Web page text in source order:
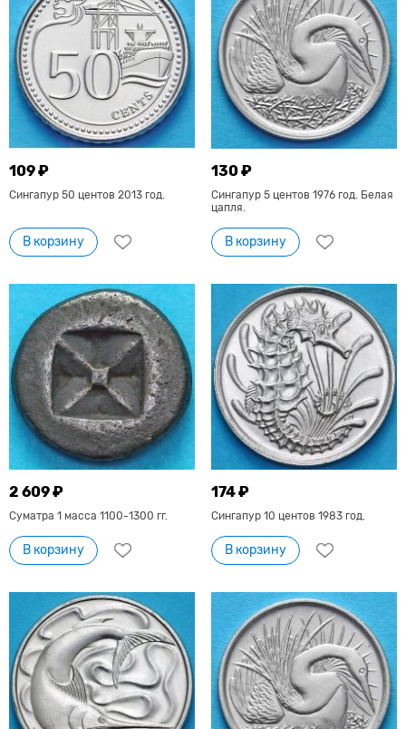
109 ₽
Сингапур 50 центов 2013 год.
В корзину
130 ₽
Сингапур 5 центов 1976 год. Белая
цапля.
В корзину
2 609 ₽
Суматра 1 масса 1100-1300 гг.
В корзину
174 ₽
Сингапур 10 центов 1983 год.
В корзину